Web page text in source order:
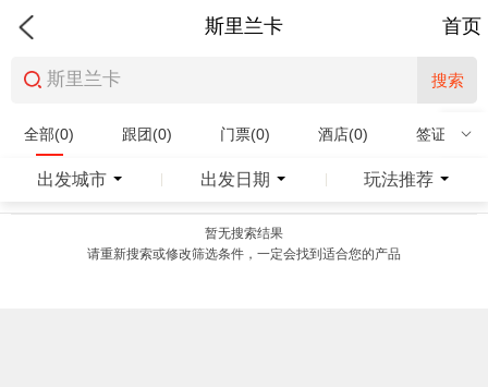
斯里兰卡 首页
搜索
全部(0) 跟团(0) 门票(0) 酒店(0) 签证(0)
特产商品(0)
出发城市 出发日期 玩法推荐
暂无搜索结果
请重新搜索或修改筛选条件，一定会找到适合您的产品